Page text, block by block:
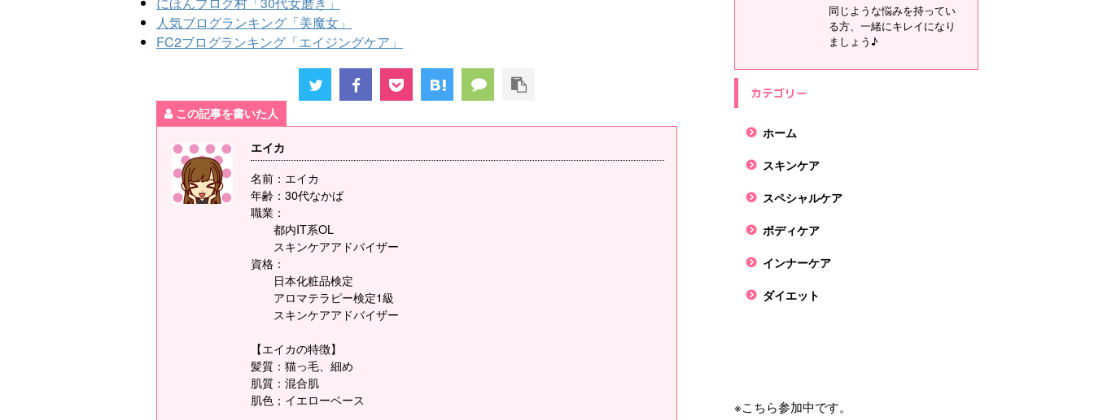
人気ブログランキング「美魔女」
FC2ブログランキング「エイジングケア」
この記事を書いた人
エイカ
名前：エイカ
年齢：30代なかば
職業：
都内IT系OL
スキンケアアドバイザー
資格：
日本化粧品検定
アロマテラピー検定1級
スキンケアアドバイザー
【エイカの特徴】
髪質：猫っ毛、細め
肌質：混合肌
肌色；イエローベース
同じような悩みを持ってい
る方、一緒にキレイになり
ましょう♪
カテゴリー
ホーム
スキンケア
スペシャルケア
ボディケア
インナーケア
ダイエット
※こちら参加中です。